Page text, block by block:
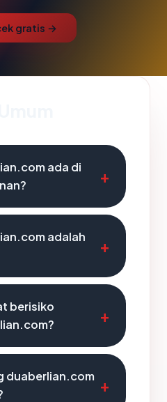
gratis →
ada di
adalah
berisiko
duaberlian.com